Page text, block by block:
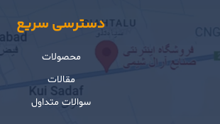
دسترسی سریع
محصولات
مقالات
سوالات متداول